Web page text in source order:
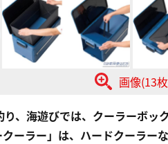
画像(13
、海遊びでは、クーラーボッ
ーラー」は、ハードクーラー